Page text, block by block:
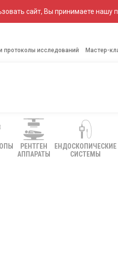
сайт, Вы принимаете нашу
протоколы исследований Мастер-
РЕНТГЕН
АППАРАТЫ
ЕНДОСКОПИЧЕСКИЕ
СИСТЕМЫ